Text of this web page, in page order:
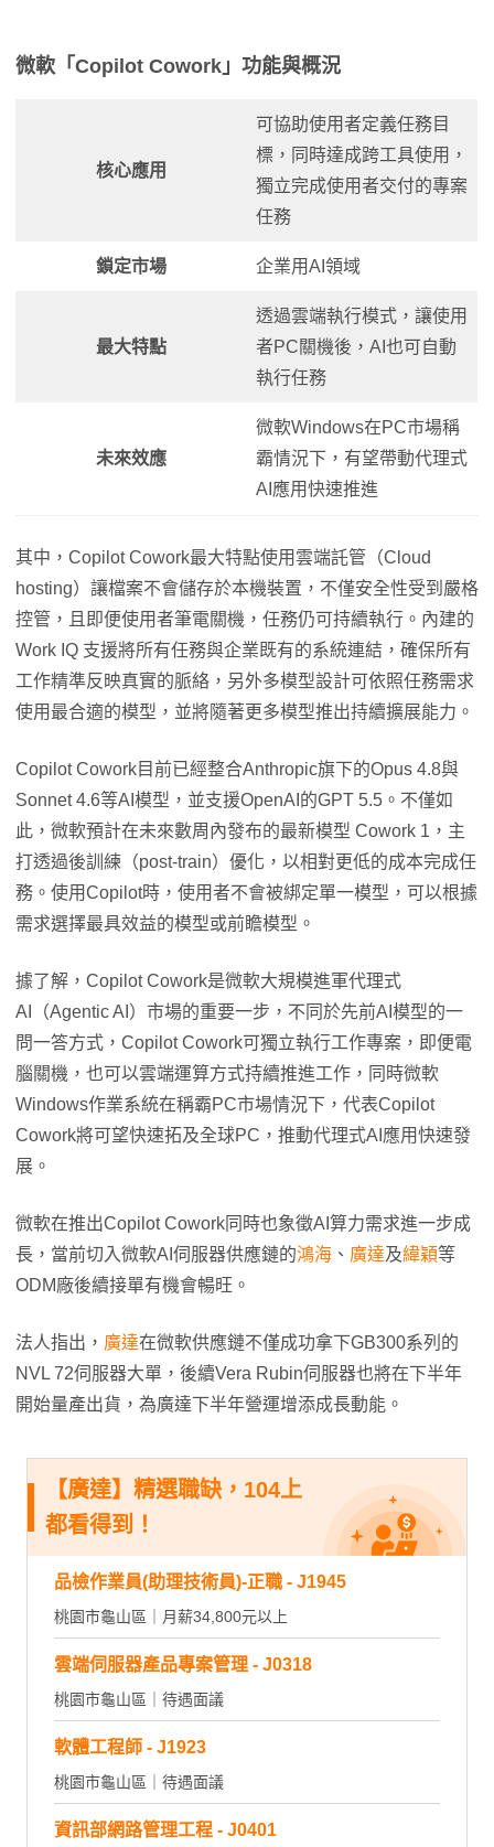
微軟「Copilot Cowork」功能與概況
核心應用
可協助使用者定義任務目
標，同時達成跨工具使用，
獨立完成使用者交付的專案
任務
鎖定市場 企業用AI領域
最大特點
透過雲端執行模式，讓使用
者PC關機後，AI也可自動
執行任務
未來效應
微軟Windows在PC市場稱
霸情況下，有望帶動代理式
AI應用快速推進
其中，Copilot Cowork最大特點使用雲端託管（Cloud
hosting）讓檔案不會儲存於本機裝置，不僅安全性受到嚴格
控管，且即便使用者筆電關機，任務仍可持續執行。內建的
Work IQ 支援將所有任務與企業既有的系統連結，確保所有
工作精準反映真實的脈絡，另外多模型設計可依照任務需求
使用最合適的模型，並將隨著更多模型推出持續擴展能力。
Copilot Cowork目前已經整合Anthropic旗下的Opus 4.8與
Sonnet 4.6等AI模型，並支援OpenAI的GPT 5.5。不僅如
此，微軟預計在未來數周內發布的最新模型 Cowork 1，主
打透過後訓練（post-train）優化，以相對更低的成本完成任
務。使用Copilot時，使用者不會被綁定單一模型，可以根據
需求選擇最具效益的模型或前瞻模型。
據了解，Copilot Cowork是微軟大規模進軍代理式
AI（Agentic AI）市場的重要一步，不同於先前AI模型的一
問一答方式，Copilot Cowork可獨立執行工作專案，即便電
腦關機，也可以雲端運算方式持續推進工作，同時微軟
Windows作業系統在稱霸PC市場情況下，代表Copilot
Cowork將可望快速拓及全球PC，推動代理式AI應用快速發
展。
微軟在推出Copilot Cowork同時也象徵AI算力需求進一步成
長，當前切入微軟AI伺服器供應鏈的鴻海 、 廣達及緯穎等
ODM廠後續接單有機會暢旺。
法人指出， 廣達在微軟供應鏈不僅成功拿下GB300系列的
NVL 72伺服器大單，後續Vera Rubin伺服器也將在下半年
開始量產出貨，為廣達下半年營運增添成長動能。
【廣達】精選職缺，104上
都看得到！
品檢作業員(助理技術員)-正職 - J1945
桃園市龜山區｜月薪34,800元以上
雲端伺服器產品專案管理 - J0318
桃園市龜山區｜待遇面議
軟體工程師 - J1923
桃園市龜山區｜待遇面議
資訊部網路管理工程 - J0401